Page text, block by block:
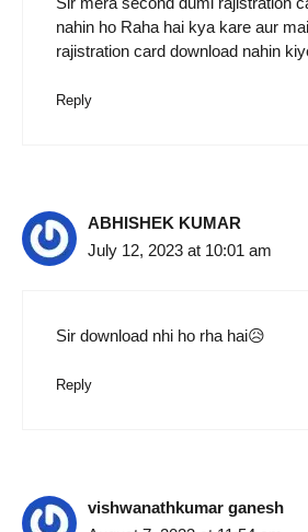
nahin ho Raha hai kya kare aur
rajistration card download nahin
Reply
ABHISHEK KUMAR
July 12, 2023 at 10:01 am
Sir download nhi ho rha hai😥
Reply
vishwanathkumar ganesh